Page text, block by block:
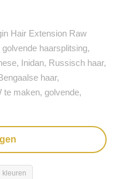
Hair Extension Raw
haarsplitsing,
Inidan, Russisch haar,
haar,
te maken, golvende,
kleuren